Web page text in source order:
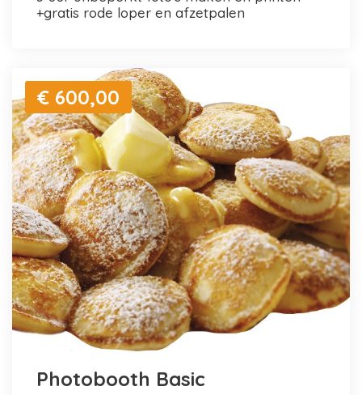
+gratis rode loper en afzetpalen
€ 600,00
Photobooth Basic